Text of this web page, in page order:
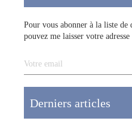
Pour vous abonner à la liste
pouvez me laisser votre
Votre email
Derniers articles